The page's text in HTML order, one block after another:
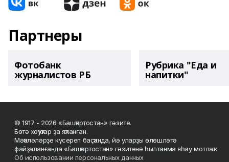
Партнеры
Фотобанк
журналистов РБ
Рубрика "Еда и
напитки"
© 1917 - 2026 «Башҡортостан» гәзите.
Бөтә хоҡуҡтар ҙа яҡланған.
Мәҡәләләрҙе күсереп баҫҡанда, йә уларҙы өлөшләтә
файҙаланғанда «Башҡортостан» гәзитенә һылтанма яһау мотлаҡ.
Об использовании персональных данных